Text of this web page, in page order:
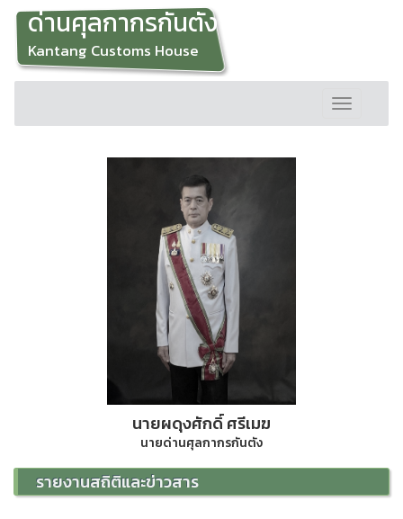
ด่านศุลกากรกันตัง
Kantang Customs House
Toggle
navigation
นายผดุงศักดิ์ ศรีเมฆ
นายด่านศุลกากรกันตัง
รายงานสถิติและข่าวสาร